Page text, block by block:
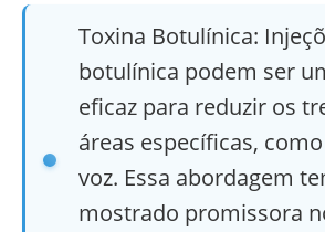
Toxina Botulínica:
botulínica podem ser
eficaz para reduzir os
áreas específicas,
voz. Essa abordagem
mostrado promissora